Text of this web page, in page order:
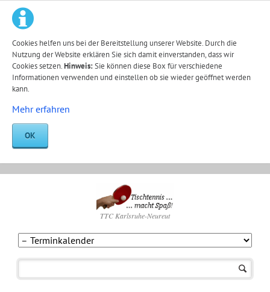
Cookies helfen uns bei der Bereitstellung unserer Website. Durch die
Nutzung der Website erklären Sie sich damit einverstanden, dass wir
Cookies setzen.Hinweis:Sie können diese Box für verschiedene
Informationen verwenden und einstellen ob sie wieder geöffnet werden
kann.
Mehr erfahren
OK
TTC Karlsruhe-Neureut